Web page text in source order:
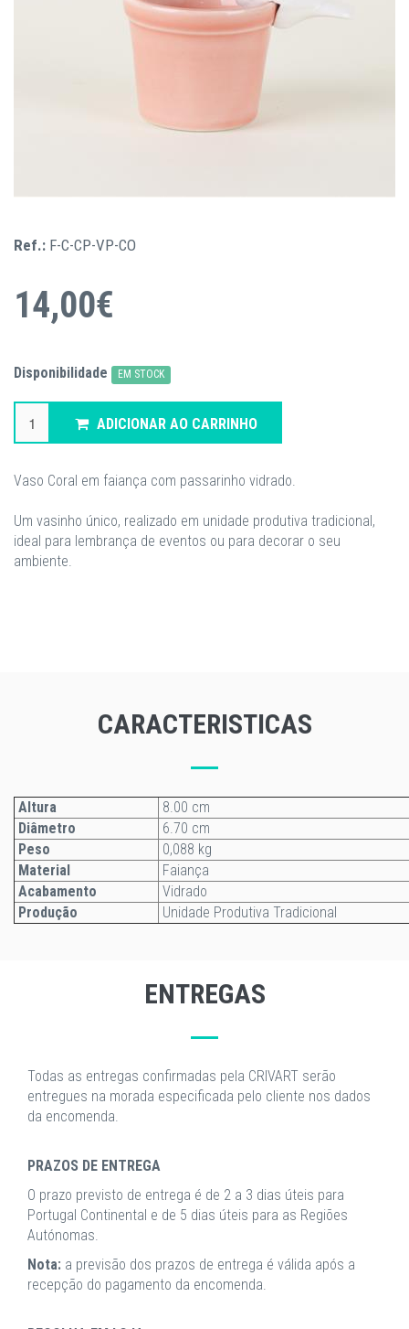
Ref.: F-C-CP-VP-CO
14,00€
Disponibilidade EM STOCK
ADICIONAR AO CARRINHO
Vaso Coral em faiança com passarinho vidrado.
Um vasinho único, realizado em unidade produtiva tradicional,
ideal para lembrança de eventos ou para decorar o seu
ambiente.
CARACTERISTICAS
Altura
8.00 cm
Diâmetro
6.70 cm
Peso
0,088 kg
Material
Faiança
Acabamento
Vidrado
Produção
Unidade Produtiva Tradicional
ENTREGAS
Todas as entregas confirmadas pela CRIVART serão
entregues na morada especificada pelo cliente nos dados
da encomenda.
PRAZOS DE ENTREGA
O prazo previsto de entrega é de 2 a 3 dias úteis para
Portugal Continental e de 5 dias úteis para as Regiões
Autónomas.
Nota: a previsão dos prazos de entrega é válida após a
recepção do pagamento da encomenda.